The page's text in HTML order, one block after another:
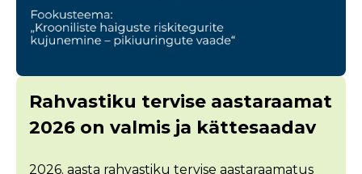
Rahvastiku tervise aastaraamat
2026 on valmis ja kättesaadav
2026. aasta rahvastiku tervise aastaraamatus